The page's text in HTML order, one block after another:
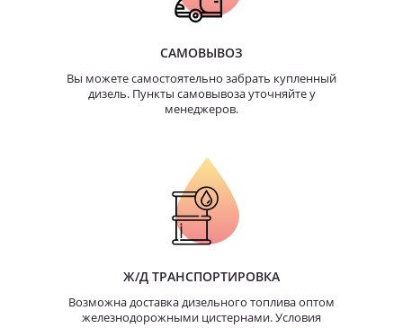
САМОВЫВОЗ
Вы можете самостоятельно забрать купленный
дизель. Пункты самовывоза уточняйте у
менеджеров.
Ж/Д ТРАНСПОРТИРОВКА
Возможна доставка дизельного топлива оптом
железнодорожными цистернами. Условия